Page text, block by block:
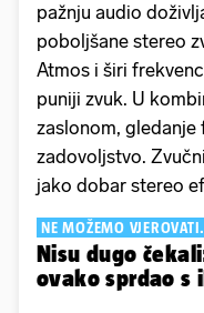
pažnju audio
poboljšane stereo
Atmos i širi
puniji zvuk. U
zaslonom, gledanje
zadovoljstvo.
jako dobar stereo
NE MOŽEMO
Nisu dugo
ovako sprdao s